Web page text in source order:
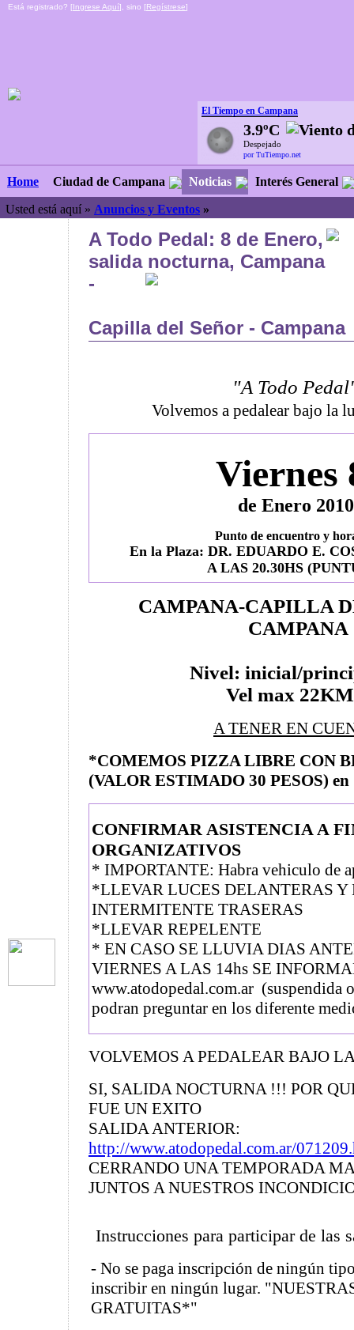
Está registrado? [Ingrese Aquí], sino [Regístrese]
El Tiempo en Campana
3.9ºC
Despejado
por TuTiempo.net
Home Ciudad de Campana Noticias Interés General
Usted está aquí » Anuncios y Eventos »
A Todo Pedal: 8 de Enero,
salida nocturna, Campana
-
Capilla del Señor - Campana
"A Todo
Volvemos a pedalear bajo la
Viernes
de Enero 2010
Punto de encuentro y
En la Plaza: DR. EDUARDO E.
A LAS 20.30HS
CAMPANA-CAPILLA
CAMPANA
Nivel: inicial/
Vel max
A TENER EN
*COMEMOS PIZZA LIBRE CON
(VALOR ESTIMADO 30 PESOS)
CONFIRMAR ASISTENCIA A
ORGANIZATIVOS
* IMPORTANTE: Habra vehiculo de
*LLEVAR LUCES DELANTERAS Y
INTERMITENTE TRASERAS
*LLEVAR REPELENTE
* EN CASO SE LLUVIA DIAS
VIERNES A LAS 14hs SE
www.atodopedal.com.ar (suspendida
podran preguntar en los diferente
VOLVEMOS A PEDALEAR BAJO
SI, SALIDA NOCTURNA !!! POR
FUE UN EXITO
SALIDA ANTERIOR:
http://www.atodopedal.com.ar/
CERRANDO UNA TEMPORADA
JUNTOS A NUESTROS
Instrucciones para participar de las
- No se paga inscripción de ningún
inscribir en ningún lugar.
GRATUITAS*"